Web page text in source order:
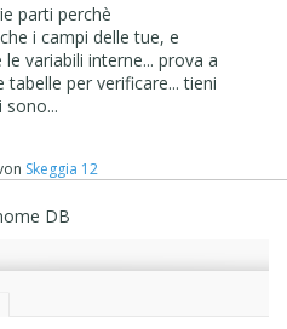
parti perchè
i campi delle tue, e
variabili interne... prova a
per verificare... tieni
sono...
Skeggia 12
DB